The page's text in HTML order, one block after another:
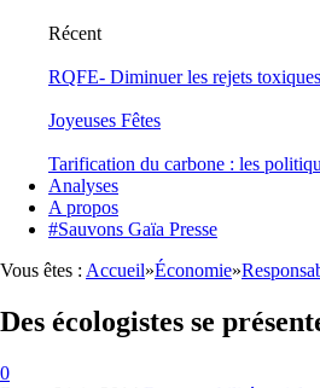
Récent
RQFE- Diminuer les rejets
Joyeuses Fêtes
Tarification du carbone : les
Analyses
A propos
#Sauvons Gaïa Presse
Vous êtes : Accueil»Économie»
Des écologistes se
0